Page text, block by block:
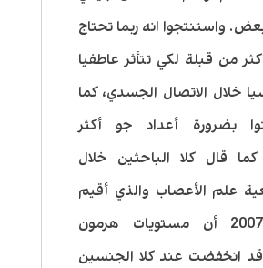
واستنتجوا انه ربما تحتاج
من قبلة لكي تتأثر عاطفيا
خلال الاتصال الجسدي، كما
بضرورة أعداد جو أكثر
قال كلا الباحثين خلال
علم الأعصاب والذي أقيم
في عام 2007 أن مستويات هرمون
قد انخفضت عند كلا الجنسين